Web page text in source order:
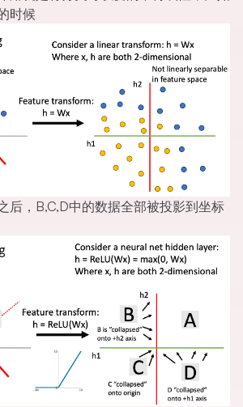
时候
后，B,C,D中的数据全部被投影到坐标